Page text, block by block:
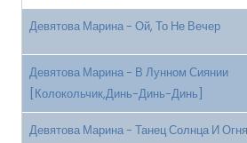
Девятова Марина - Ой, То Не Вечер
Девятова Марина - В Лунном Сиянии
[Колокольчик,Динь-Динь-Динь]
Девятова Марина - Танец Солнца И Огня